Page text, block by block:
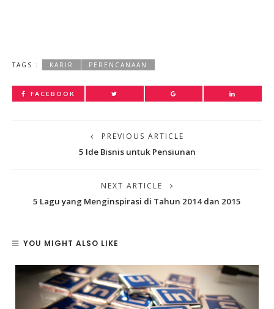
TAGS : KARIR PERENCANAAN
FACEBOOK
PREVIOUS ARTICLE
5 Ide Bisnis untuk Pensiunan
NEXT ARTICLE
5 Lagu yang Menginspirasi di Tahun 2014 dan 2015
YOU MIGHT ALSO LIKE